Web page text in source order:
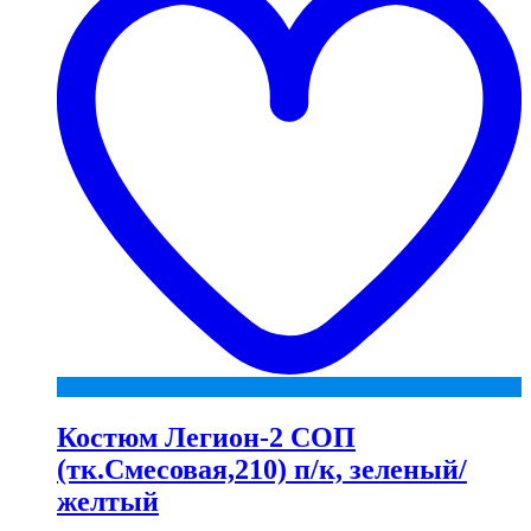
Костюм Легион-2 СОП
(тк.Смесовая,210) п/к, зеленый/
желтый